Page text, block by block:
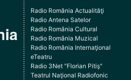
Radio România Actualităţi
Radio Antena Satelor
Radio România Cultural
Radio România Muzical
Radio România Internaţional
eTeatru
Radio 3Net "Florian Pitiş"
Teatrul Naţional Radiofonic